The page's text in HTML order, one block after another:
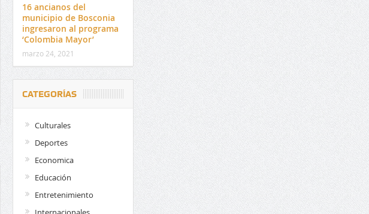
16 ancianos del
municipio de Bosconia
ingresaron al programa
‘Colombia Mayor’
marzo 24, 2021
CATEGORÍAS
Culturales
Deportes
Economica
Educación
Entretenimiento